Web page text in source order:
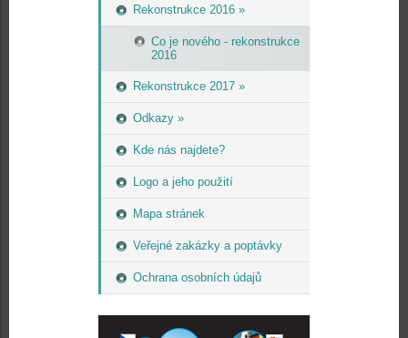
Rekonstrukce 2016 »
Co je nového - rekonstrukce
2016
Rekonstrukce 2017 »
Odkazy »
Kde nás najdete?
Logo a jeho použití
Mapa stránek
Veřejné zakázky a poptávky
Ochrana osobních údajů